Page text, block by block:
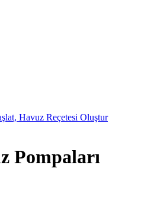
Havuz Reçetesi Oluştur
Pompaları